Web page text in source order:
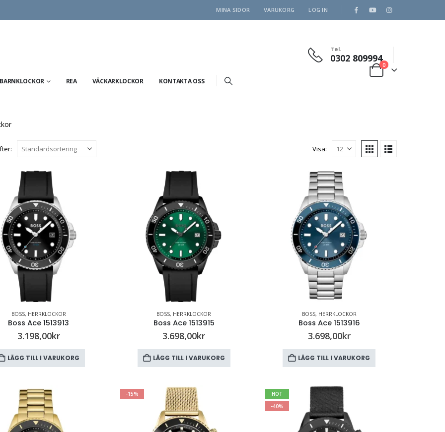
MINA SIDOR VARUKORG LOG IN
BARNKLOCKOR REA VÄCKARKLOCKOR KONTAKTA OSS
Tel.
0302 809994
0
Visa:
BOSS, HERRKLOCKOR
Boss Ace 1513913
3.198,00kr
LÄGG TILL I VARUKORG
BOSS, HERRKLOCKOR
Boss Ace 1513915
3.698,00kr
LÄGG TILL I VARUKORG
BOSS, HERRKLOCKOR
Boss Ace 1513916
3.698,00kr
LÄGG TILL I VARUKORG
-15%
HOT
-40%